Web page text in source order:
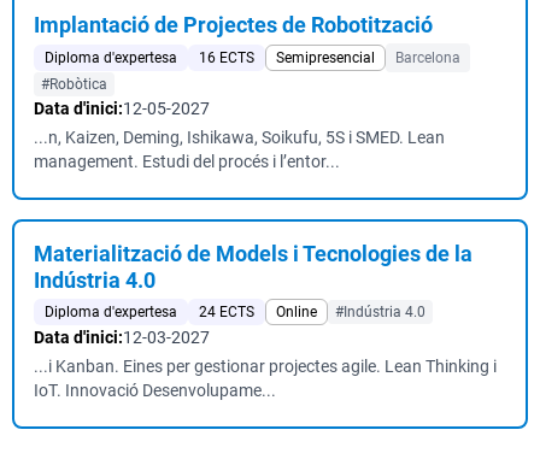
Implantació de Projectes de Robotització
Diploma d'expertesa 16 ECTS Semipresencial
Barcelona
#Robòtica
Data d'inici:12-05-2027
...n, Kaizen, Deming, Ishikawa, Soikufu, 5S i SMED. Lean
management. Estudi del procés i l’entor...
Materialització de Models i Tecnologies de la
Indústria 4.0
Diploma d'expertesa 24 ECTS Online #Indústria 4.0
Data d'inici:12-03-2027
...i Kanban. Eines per gestionar projectes agile. Lean Thinking i
IoT. Innovació Desenvolupame...